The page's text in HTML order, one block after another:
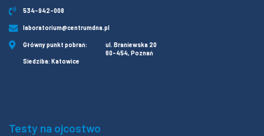
534-942-008
laboratorium@centrumdna.pl
Główny punkt pobrań:
ul. Braniewska 20
60-454, Poznań
Siedziba: Katowice
Testy na ojcostwo